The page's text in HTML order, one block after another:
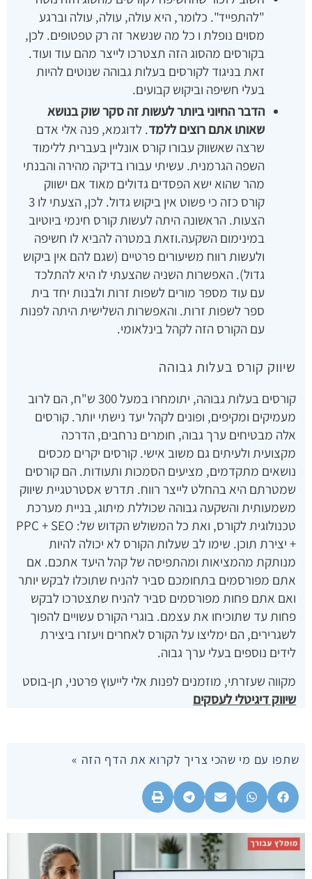
"להתפייד". כלומר, היא עולה, עולה, עולה וברגע
מסוים נופלת ו כל מה שנשאר זה רק טפטופים. לכן,
בקורסים מהסוג הזה תצטרכו לייצר מהם עוד ועוד.
זאת בניגוד לקורסים בעלות גבוהה שנוטים להיות
בעלי חשיפה וביקוש קבועים.
הדבר החיוני ביותר לעשות זה סקר שוק בנושא
שאותו אתם רוצים ללמד. לדוגמא, פנה אלי אדם
שרצה שאשווק עבורו קורס אונליין בעברית ללימוד
השפה הגרמנית. עשיתי עבורו בדיקה מהירה והבנתי
מהר שהוא ישא הפסדים גדולים מאוד אם ישווק
קורס כזה כי פשוט אין ביקוש גדול. לכן, הצעתי לו 3
הצעות. הראשונה היתה לעשות קורס חינמי ביוטיוב
במינימום השקעה.וזאת במטרה להביא לו חשיפה
ולעשות רווח משיעורים פרטיים (שגם להם אין ביקוש
גדול). האפשרות השניה שהצעתי לו היא להתלכד
עם עוד מספר מורים לשפות זרות ולבנות יחד בית
ספר לשפות זרות. והאפשרות השלישית היתה לפנות
עם הקורס הזה לקהל בינלאומי.
שיווק קורס בעלות גבוהה
קורסים בעלות גבוהה, יתומחרו במעל 300 ש"ח, הם לרוב
מעמיקים ומקיפים, ופונים לקהל יעד נישתי יותר. קורסים
אלה מבטיחים ערך גבוה, חומרים נרחבים, הדרכה
מקצועית ולעיתים גם משוב אישי. קורסים יקרים מכסים
נושאים מתקדמים, מציעים הסמכות ותעודות. הם קורסים
שמטרתם היא בהחלט לייצר רווח. תדרש אסטרטגיית שיווק
משמעותית והשקעה גבוהה שכוללת מיתוג, בניית מערכת
טכנולוגית לקורס, ואת כל המשולש הקדוש של: PPC + SEO
+ יצירת תוכן. שימו לב שעלות הקורס לא יכולה להיות
מנותקת מהמציאות ומהתפיסה של קהל היעד אתכם. אם
אתם מפורסמים בתחומכם סביר להניח שתוכלו לבקש יותר
ואם אתם פחות מפורסמים סביר להניח שתצטרכו לבקש
פחות עד שתוכיחו את עצמם. בוגרי הקורס עשויים להפוך
לשגרירים, הם ימליצו על הקורס לאחרים ויעזרו ביצירת
לידים נוספים בעלי ערך גבוה.
מקווה שעזרתי, מוזמנים לפנות אלי לייעוץ פרטני, תן-בוסט
שיווק דיגיטלי לעסקים
שתפו עם מי שהכי צריך לקרוא את הדף הזה »